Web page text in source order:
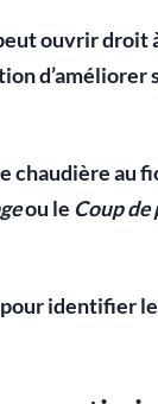
ouvrir droit
chaudière au
ou le Coup
identifier